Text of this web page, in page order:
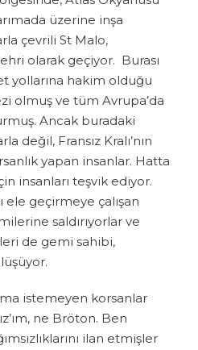
üzerine inşa
çevrili St Malo,
olarak geçiyor. Burası
yollarına hakim olduğu
olmuş ve tüm Avrupa’da
Ancak buradaki
değil, Fransız Kralı’nın
yapan insanlar. Hatta
insanları teşvik ediyor.
ele geçirmeye çalışan
saldırıyorlar ve
de gemi sahibi,
istemeyen korsanlar
ne Bröton. Ben
ilan etmişler